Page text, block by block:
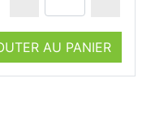
AU PANIER